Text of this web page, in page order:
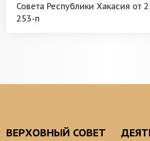
Совета Республики Хакасия от
253-п
ВЕРХОВНЫЙ СОВЕТ